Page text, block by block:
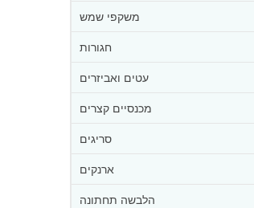
משקפי שמש
חגורות
עטים ואביזרים
מכנסיים קצרים
סריגים
ארנקים
הלבשה תחתונה